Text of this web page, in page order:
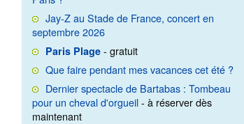
Jay-Z au Stade de France, concert en
septembre 2026
Paris Plage - gratuit
Que faire pendant mes vacances cet été ?
Dernier spectacle de Bartabas : Tombeau
pour un cheval d'orgueil- à réserver dès
maintenant